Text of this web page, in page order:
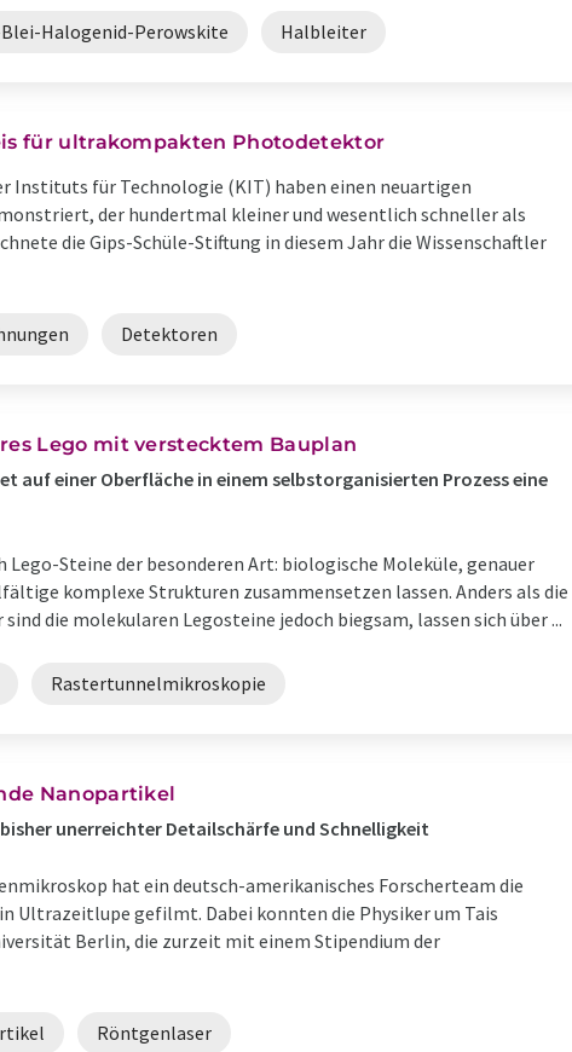
Halogenid-Perowskite Halbleiter
für ultrakompakten Photodetektor
Instituts für Technologie (KIT) haben einen neuartigen
der hundertmal kleiner und wesentlich schneller als
die Gips-Schüle-Stiftung in diesem Jahr die Wissenschaftler
Detektoren
Lego mit verstecktem Bauplan
auf einer Oberfläche in einem selbstorganisierten Prozess eine
Lego-Steine der besonderen Art: biologische Moleküle, genauer
komplexe Strukturen zusammensetzen lassen. Anders als die
die molekularen Legosteine jedoch biegsam, lassen sich über ...
Rastertunnelmikroskopie
Nanopartikel
unerreichter Detailschärfe und Schnelligkeit
hat ein deutsch-amerikanisches Forscherteam die
Ultrazeitlupe gefilmt. Dabei konnten die Physiker um Tais
Berlin, die zurzeit mit einem Stipendium der
Röntgenlaser